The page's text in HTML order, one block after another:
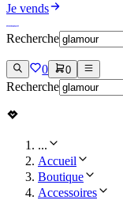
Je vends
Recherche
0 0
Recherche
...
Accueil
Boutique
Accessoires